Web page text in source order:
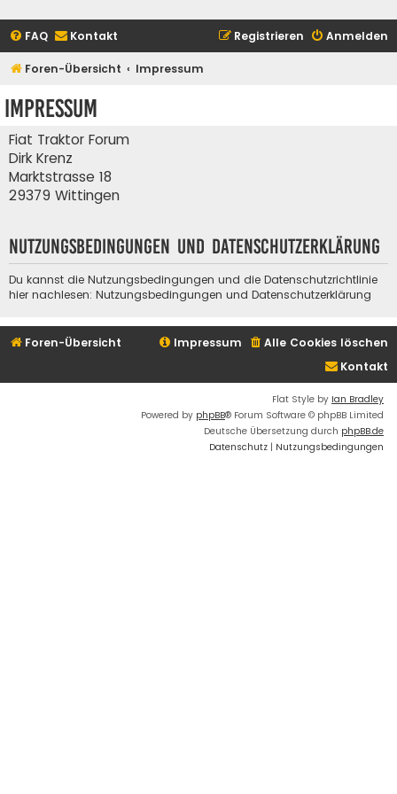
FAQ Kontakt Anmelden
Registrieren
Foren-Übersicht Impressum
Impressum
Fiat Traktor Forum
Dirk Krenz
Marktstrasse 18
29379 Wittingen
Nutzungsbedingungen und Datenschutzerklärung
Du kannst die Nutzungsbedingungen und die Datenschutzrichtlinie
hier nachlesen: Nutzungsbedingungen und Datenschutzerklärung
Foren-Übersicht Alle Cookies löschen
Impressum
Kontakt
Flat Style by Ian Bradley
Powered by phpBB® Forum Software © phpBB Limited
Deutsche Übersetzung durch phpBB.de
Datenschutz | Nutzungsbedingungen